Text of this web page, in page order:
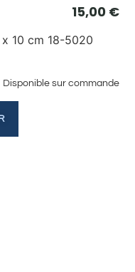
15,00 €
10 cm 18-5020
Disponible sur commande